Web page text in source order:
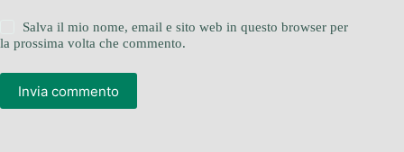
Salva il mio nome, email e sito web in questo browser per
la prossima volta che commento.
Invia commento